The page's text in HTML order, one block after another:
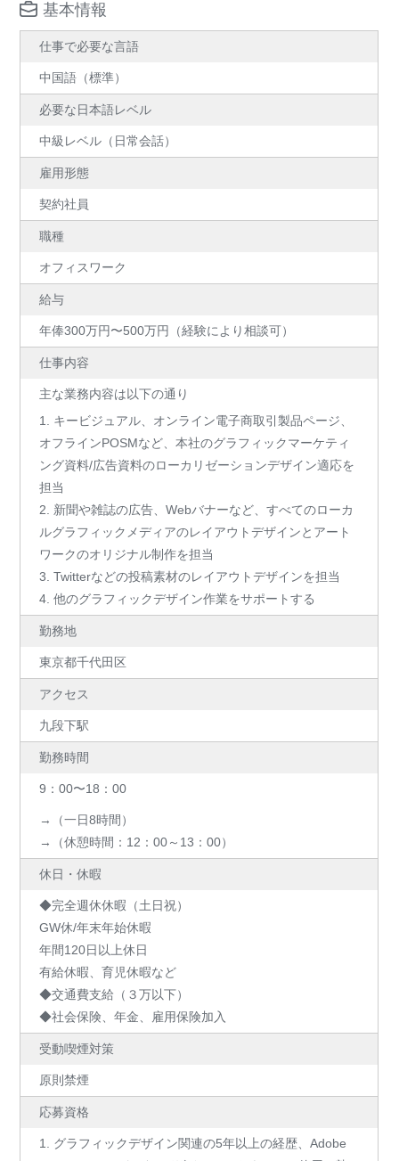
基本情報
仕事で必要な言語
中国語（標準）
必要な日本語レベル
中級レベル（日常会話）
雇用形態
契約社員
職種
オフィスワーク
給与
年俸300万円〜500万円（経験により相談可）
仕事内容
主な業務内容は以下の通り
1. キービジュアル、オンライン電子商取引製品ページ、
オフラインPOSMなど、本社のグラフィックマーケティ
ング資料/広告資料のローカリゼーションデザイン適応を
担当
2. 新聞や雑誌の広告、Webバナーなど、すべてのローカ
ルグラフィックメディアのレイアウトデザインとアート
ワークのオリジナル制作を担当
3. Twitterなどの投稿素材のレイアウトデザインを担当
4. 他のグラフィックデザイン作業をサポートする
勤務地
東京都千代田区
アクセス
九段下駅
勤務時間
9：00〜18：00
→（一日8時間）
→（休憩時間：12：00～13：00）
休日・休暇
◆完全週休休暇（土日祝）
GW休/年末年始休暇
年間120日以上休日
有給休暇、育児休暇など
◆交通費支給（３万以下）
◆社会保険、年金、雇用保険加入
受動喫煙対策
原則禁煙
応募資格
1. グラフィックデザイン関連の5年以上の経歴、Adobe